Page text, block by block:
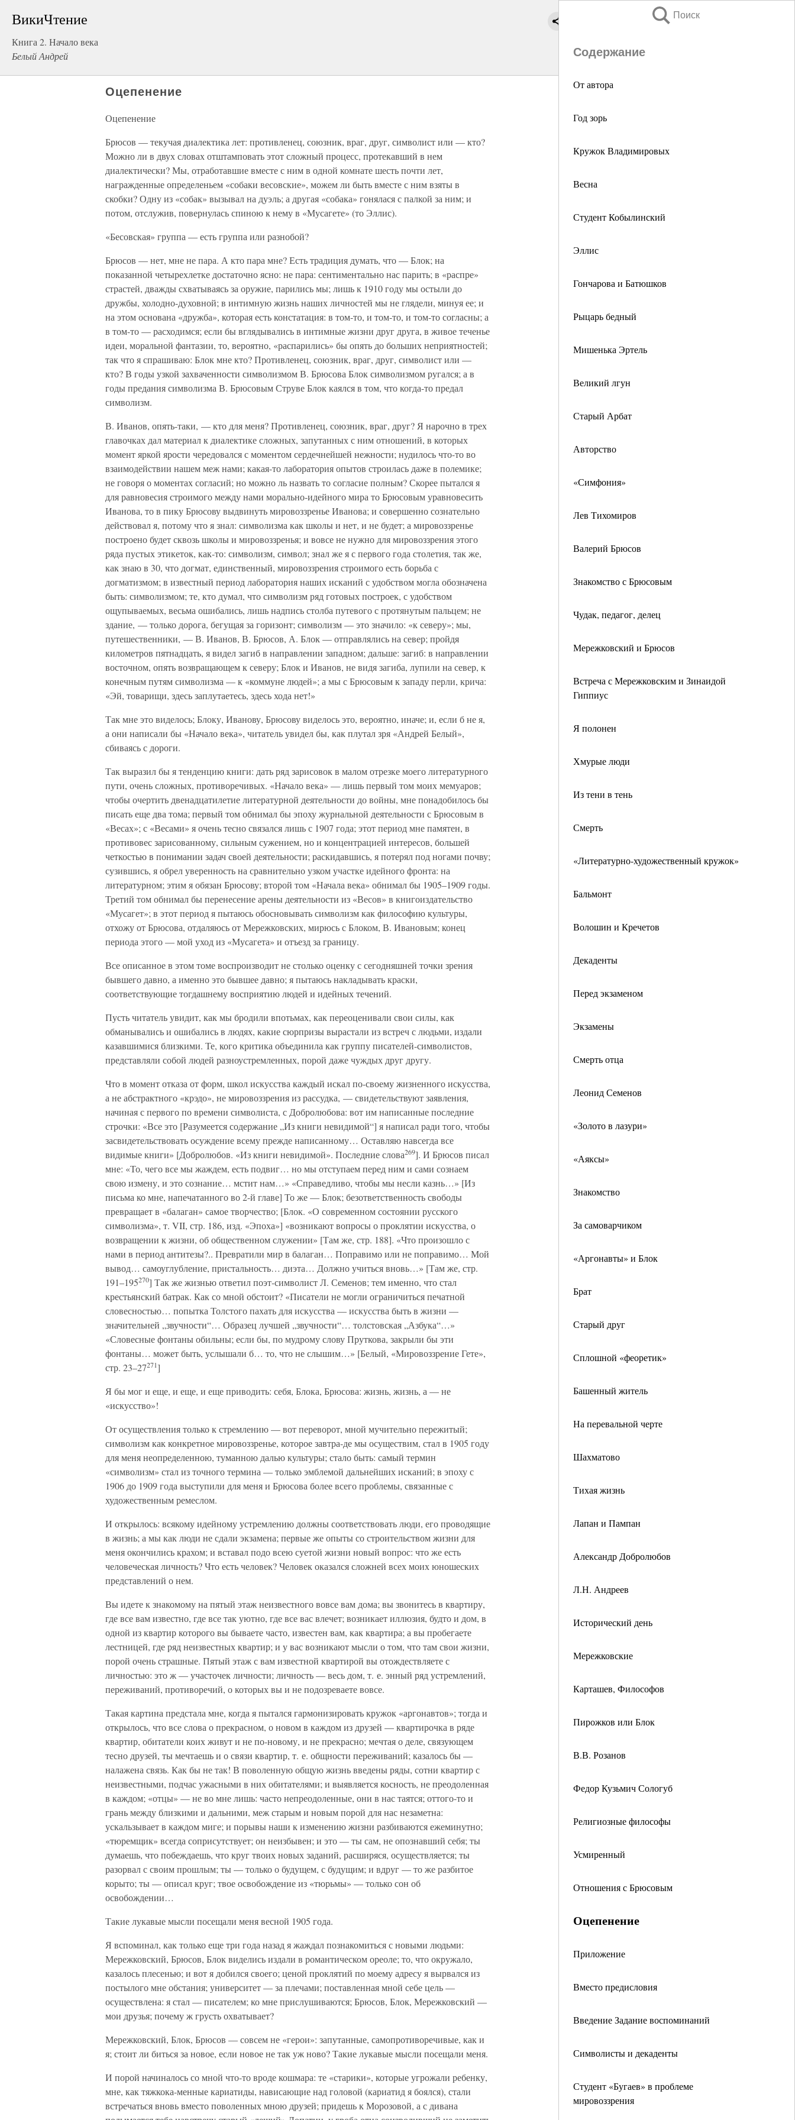
ВикиЧтение
Книга 2. Начало века
Белый Андрей
Поиск
Содержание
От автора
Год зорь
Кружок Владимировых
Весна
Студент Кобылинский
Эллис
Гончарова и Батюшков
Рыцарь бедный
Мишенька Эртель
Великий лгун
Старый Арбат
Авторство
«Симфония»
Лев Тихомиров
Валерий Брюсов
Знакомство с Брюсовым
Чудак, педагог, делец
Мережковский и Брюсов
Встреча с Мережковским и Зинаидой
Гиппиус
Я полонен
Хмурые люди
Из тени в тень
Смерть
«Литературно-художественный кружок»
Бальмонт
Волошин и Кречетов
Декаденты
Перед экзаменом
Экзамены
Смерть отца
Леонид Семенов
«Золото в лазури»
«Аяксы»
Знакомство
За самоварчиком
«Аргонавты» и Блок
Брат
Старый друг
Сплошной «феоретик»
Башенный житель
На перевальной черте
Шахматово
Тихая жизнь
Лапан и Пампан
Александр Добролюбов
Л.Н. Андреев
Исторический день
Мережковские
Карташев, Философов
Пирожков или Блок
В.В. Розанов
Федор Кузьмич Сологуб
Религиозные философы
Усмиренный
Отношения с Брюсовым
Оцепенение
Приложение
Вместо предисловия
Введение Задание воспоминаний
Символисты и декаденты
Студент «Бугаев» в проблеме
мировоззрения
Оцепенение
Оцепенение
Брюсов — текучая диалектика лет: противленец, союзник, враг, друг, символист или — кто?
Можно ли в двух словах отштамповать этот сложный процесс, протекавший в нем
диалектически? Мы, отработавшие вместе с ним в одной комнате шесть почти лет,
награжденные определеньем «собаки весовские», можем ли быть вместе с ним взяты в
скобки? Одну из «собак» вызывал на дуэль; а другая «собака» гонялася с палкой за ним; и
потом, отслужив, повернулась спиною к нему в «Мусагете» (то Эллис).
«Бесовская» группа — есть группа или разнобой?
Брюсов — нет, мне не пара. А кто пара мне? Есть традиция думать, что — Блок; на
показанной четырехлетке достаточно ясно: не пара: сентиментально нас парить; в «распре»
страстей, дважды схватываясь за оружие, парились мы; лишь к 1910 году мы остыли до
дружбы, холодно-духовной; в интимную жизнь наших личностей мы не глядели, минуя ее; и
на этом основана «дружба», которая есть констатация: в том-то, и том-то, и том-то согласны; а
в том-то — расходимся; если бы вглядывались в интимные жизни друг друга, в живое теченье
идеи, моральной фантазии, то, вероятно, «распарились» бы опять до больших неприятностей;
так что я спрашиваю: Блок мне кто? Противленец, союзник, враг, друг, символист или —
кто? В годы узкой захваченности символизмом В. Брюсова Блок символизмом ругался; а в
годы предания символизма В. Брюсовым Струве Блок каялся в том, что когда-то предал
символизм.
В. Иванов, опять-таки, — кто для меня? Противленец, союзник, враг, друг? Я нарочно в трех
главочках дал материал к диалектике сложных, запутанных с ним отношений, в которых
момент яркой ярости чередовался с моментом сердечнейшей нежности; нудилось что-то во
взаимодействии нашем меж нами; какая-то лаборатория опытов строилась даже в полемике;
не говоря о моментах согласий; но можно ль назвать то согласие полным? Скорее пытался я
для равновесия строимого между нами морально-идейного мира то Брюсовым уравновесить
Иванова, то в пику Брюсову выдвинуть мировоззренье Иванова; и совершенно сознательно
действовал я, потому что я знал: символизма как школы и нет, и не будет; а мировоззренье
построено будет сквозь школы и мировоззренья; и вовсе не нужно для мировоззрения этого
ряда пустых этикеток, как-то: символизм, символ; знал же я с первого года столетия, так же,
как знаю в 30, что догмат, единственный, мировоззрения строимого есть борьба с
догматизмом; в известный период лаборатория наших исканий с удобством могла обозначена
быть: символизмом; те, кто думал, что символизм ряд готовых построек, с удобством
ощупываемых, весьма ошибались, лишь надпись столба путевого с протянутым пальцем; не
здание, — только дорога, бегущая за горизонт; символизм — это значило: «к северу»; мы,
путешественники, — В. Иванов, В. Брюсов, А. Блок — отправлялись на север; пройдя
километров пятнадцать, я видел загиб в направлении западном; дальше: загиб: в направлении
восточном, опять возвращающем к северу; Блок и Иванов, не видя загиба, лупили на север, к
конечным путям символизма — к «коммуне людей»; а мы с Брюсовым к западу перли, крича:
«Эй, товарищи, здесь заплутаетесь, здесь хода нет!»
Так мне это виделось; Блоку, Иванову, Брюсову виделось это, вероятно, иначе; и, если б не я,
а они написали бы «Начало века», читатель увидел бы, как плутал зря «Андрей Белый»,
сбиваясь с дороги.
Так выразил бы я тенденцию книги: дать ряд зарисовок в малом отрезке моего литературного
пути, очень сложных, противоречивых. «Начало века» — лишь первый том моих мемуаров;
чтобы очертить двенадцатилетие литературной деятельности до войны, мне понадобилось бы
писать еще два тома; первый том обнимал бы эпоху журнальной деятельности с Брюсовым в
«Весах»; с «Весами» я очень тесно связался лишь с 1907 года; этот период мне памятен, в
противовес зарисованному, сильным сужением, но и концентрацией интересов, большей
четкостью в понимании задач своей деятельности; раскидавшись, я потерял под ногами почву;
сузившись, я обрел уверенность на сравнительно узком участке идейного фронта: на
литературном; этим я обязан Брюсову; второй том «Начала века» обнимал бы 1905–1909 годы.
Третий том обнимал бы перенесение арены деятельности из «Весов» в книгоиздательство
«Мусагет»; в этот период я пытаюсь обосновывать символизм как философию культуры,
отхожу от Брюсова, отдаляюсь от Мережковских, мирюсь с Блоком, В. Ивановым; конец
периода этого — мой уход из «Мусагета» и отъезд за границу.
Все описанное в этом томе воспроизводит не столько оценку с сегодняшней точки зрения
бывшего давно, а именно это бывшее давно; я пытаюсь накладывать краски,
соответствующие тогдашнему восприятию людей и идейных течений.
Пусть читатель увидит, как мы бродили впотьмах, как переоценивали свои силы, как
обманывались и ошибались в людях, какие сюрпризы вырастали из встреч с людьми, издали
казавшимися близкими. Те, кого критика объединила как группу писателей-символистов,
представляли собой людей разноустремленных, порой даже чуждых друг другу.
Что в момент отказа от форм, школ искусства каждый искал по-своему жизненного искусства,
а не абстрактного «крэдо», не мировоззрения из рассудка, — свидетельствуют заявления,
начиная с первого по времени символиста, с Добролюбова: вот им написанные последние
строчки: «Все это [Разумеется содержание „Из книги невидимой“] я написал ради того, чтобы
засвидетельствовать осуждение всему прежде написанному… Оставляю навсегда все
видимые книги» [Добролюбов. «Из книги невидимой». Последние слова269]. И Брюсов писал
мне: «То, чего все мы жаждем, есть подвиг… но мы отступаем перед ним и сами сознаем
свою измену, и это сознание… мстит нам…» «Справедливо, чтобы мы несли казнь…» [Из
письма ко мне, напечатанного во 2-й главе] То же — Блок; безответственность свободы
превращает в «балаган» самое творчество; [Блок. «О современном состоянии русского
символизма», т. VII, стр. 186, изд. «Эпоха»] «возникают вопросы о проклятии искусства, о
возвращении к жизни, об общественном служении» [Там же, стр. 188]. «Что произошло с
нами в период антитезы?.. Превратили мир в балаган… Поправимо или не поправимо… Мой
вывод… самоуглубление, пристальность… диэта… Должно учиться вновь…» [Там же, стр.
191–195270] Так же жизнью ответил поэт-символист Л. Семенов; тем именно, что стал
крестьянский батрак. Как со мной обстоит? «Писатели не могли ограничиться печатной
словесностью… попытка Толстого пахать для искусства — искусства быть в жизни —
значительней „звучности“… Образец лучшей „звучности“… толстовская „Азбука“…»
«Словесные фонтаны обильны; если бы, по мудрому слову Пруткова, закрыли бы эти
фонтаны… может быть, услышали б… то, что не слышим…» [Белый, «Мировоззрение Гете»,
стр. 23–27271]
Я бы мог и еще, и еще, и еще приводить: себя, Блока, Брюсова: жизнь, жизнь, а — не
«искусство»!
От осуществления только к стремлению — вот переворот, мной мучительно пережитый;
символизм как конкретное мировоззренье, которое завтра-де мы осуществим, стал в 1905 году
для меня неопределенною, туманною далью культуры; стало быть: самый термин
«символизм» стал из точного термина — только эмблемой дальнейших исканий; в эпоху с
1906 до 1909 года выступили для меня и Брюсова более всего проблемы, связанные с
художественным ремеслом.
И открылось: всякому идейному устремлению должны соответствовать люди, его проводящие
в жизнь; а мы как люди не сдали экзамена; первые же опыты со строительством жизни для
меня окончились крахом; и вставал подо всею суетой жизни новый вопрос: что же есть
человеческая личность? Что есть человек? Человек оказался сложней всех моих юношеских
представлений о нем.
Вы идете к знакомому на пятый этаж неизвестного вовсе вам дома; вы звонитесь в квартиру,
где все вам известно, где все так уютно, где все вас влечет; возникает иллюзия, будто и дом, в
одной из квартир которого вы бываете часто, известен вам, как квартира; а вы пробегаете
лестницей, где ряд неизвестных квартир; и у вас возникают мысли о том, что там свои жизни,
порой очень страшные. Пятый этаж с вам известной квартирой вы отождествляете с
личностью: это ж — участочек личности; личность — весь дом, т. е. энный ряд устремлений,
переживаний, противоречий, о которых вы и не подозреваете вовсе.
Такая картина предстала мне, когда я пытался гармонизировать кружок «аргонавтов»; тогда и
открылось, что все слова о прекрасном, о новом в каждом из друзей — квартирочка в ряде
квартир, обитатели коих живут и не по-новому, и не прекрасно; мечтая о деле, связующем
тесно друзей, ты мечтаешь и о связи квартир, т. е. общности переживаний; казалось бы —
налажена связь. Как бы не так! В поволенную общую жизнь введены ряды, сотни квартир с
неизвестными, подчас ужасными в них обитателями; и выявляется косность, не преодоленная
в каждом; «отцы» — не во мне лишь: часто непреодоленные, они в нас таятся; оттого-то и
грань между близкими и дальними, меж старым и новым порой для нас незаметна:
ускальзывает в каждом миге; и порывы наши к изменению жизни разбиваются ежеминутно;
«тюремщик» всегда соприсутствует; он неизбывен; и это — ты сам, не опознавший себя; ты
думаешь, что побеждаешь, что круг твоих новых заданий, расширяся, осуществляется; ты
разорвал с своим прошлым; ты — только о будущем, с будущим; и вдруг — то же разбитое
корыто; ты — описал круг; твое освобождение из «тюрьмы» — только сон об
освобождении…
Такие лукавые мысли посещали меня весной 1905 года.
Я вспоминал, как только еще три года назад я жаждал познакомиться с новыми людьми:
Мережковский, Брюсов, Блок виделись издали в романтическом ореоле; то, что окружало,
казалось плесенью; и вот я добился своего; ценой проклятий по моему адресу я вырвался из
постылого мне обстания; университет — за плечами; поставленная мной себе цель —
осуществлена: я стал — писателем; ко мне прислушиваются; Брюсов, Блок, Мережковский —
мои друзья; почему ж грусть охватывает?
Мережковский, Блок, Брюсов — совсем не «герои»: запутанные, самопротиворечивые, как и
я; стоит ли биться за новое, если новое не так уж ново? Такие лукавые мысли посещали меня.
И порой начиналось со мной что-то вроде кошмара: те «старики», которые угрожали ребенку,
мне, как тяжкока-менные кариатиды, нависающие над головой (кариатид я боялся), стали
встречаться вновь вместо поволенных мною друзей; придешь к Морозовой, а с дивана